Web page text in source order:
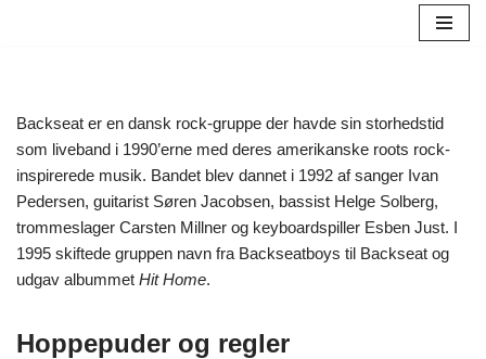
Backseat er en dansk rock-gruppe der havde sin storhedstid
som liveband i 1990’erne med deres amerikanske roots rock-
inspirerede musik. Bandet blev dannet i 1992 af sanger Ivan
Pedersen, guitarist Søren Jacobsen, bassist Helge Solberg,
trommeslager Carsten Millner og keyboardspiller Esben Just. I
1995 skiftede gruppen navn fra Backseatboys til Backseat og
udgav albummet Hit Home.
Hoppepuder og regler